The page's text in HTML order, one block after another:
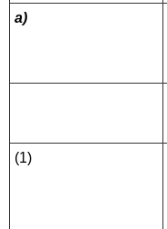
a)
(1)